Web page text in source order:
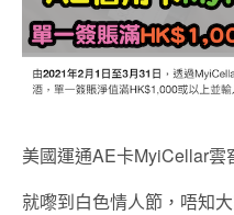
美國運通AE卡MyiCellar雲
就嚟到白色情人節，唔知